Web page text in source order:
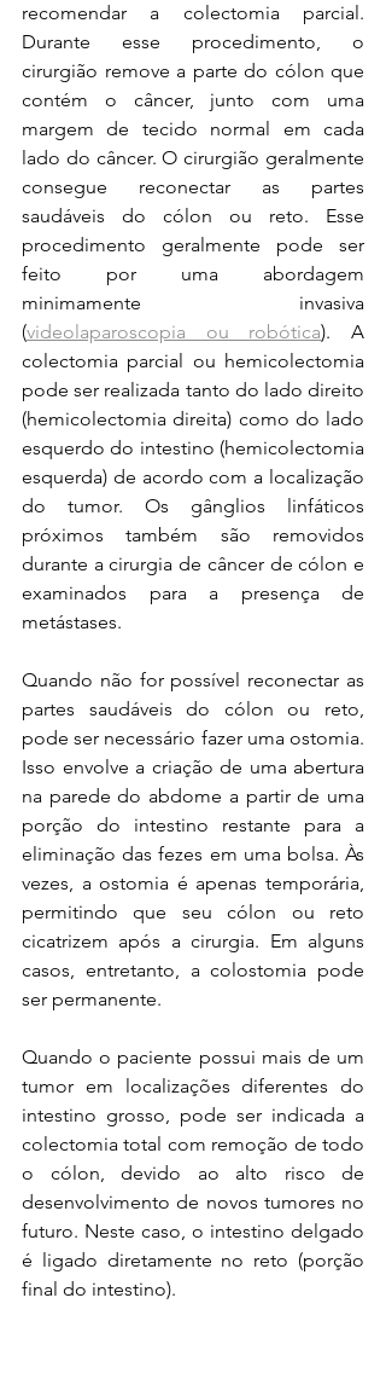
recomendar a colectomia parcial.
Durante esse procedimento, o
cirurgião remove a parte do cólon que
contém o câncer, junto com uma
margem de tecido normal em cada
lado do câncer. O cirurgião geralmente
consegue reconectar as partes
saudáveis ​​do cólon ou reto. Esse
procedimento geralmente pode ser
feito por uma abordagem
minimamente invasiva
(videolaparoscopia ou robótica). A
colectomia parcial ou hemicolectomia
pode ser realizada tanto do lado direito
(hemicolectomia direita) como do lado
esquerdo do intestino (hemicolectomia
esquerda) de acordo com a localização
do tumor. Os gânglios linfáticos
próximos também são removidos
durante a cirurgia de câncer de cólon e
examinados para a presença de
metástases.
Quando não for possível reconectar as
partes saudáveis ​​do cólon ou reto,
pode ser necessário fazer uma ostomia.
Isso envolve a criação de uma abertura
na parede do abdome a partir de uma
porção do intestino restante para a
eliminação das fezes em uma bolsa. Às
vezes, a ostomia é apenas temporária,
permitindo que seu cólon ou reto
cicatrizem após a cirurgia. Em alguns
casos, entretanto, a colostomia pode
ser permanente.
Quando o paciente possui mais de um
tumor em localizações diferentes do
intestino grosso, pode ser indicada a
colectomia total com remoção de todo
o cólon, devido ao alto risco de
desenvolvimento de novos tumores no
futuro. Neste caso, o intestino delgado
é ligado diretamente no reto (porção
final do intestino).